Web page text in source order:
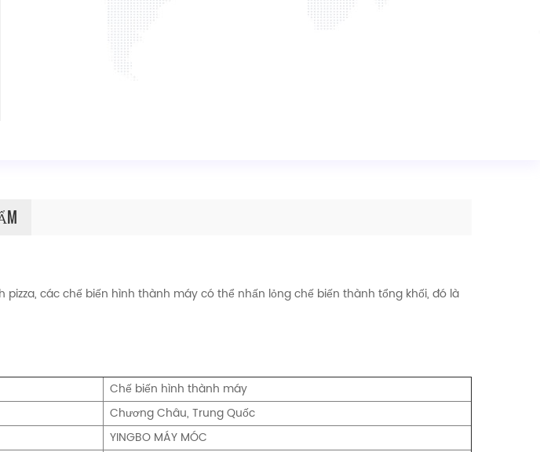
pizza, các chế biến hình thành máy có thể nhấn lỏng chế biến thành tổng khối, đó là
Chế biến hình thành máy
Chương Châu, Trung Quốc
YINGBO MÁY MÓC